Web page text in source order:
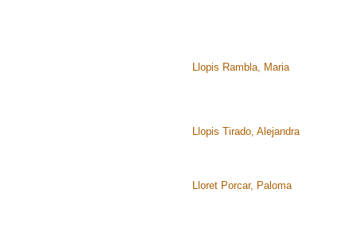
Llopis Rambla, Maria
Llopis Tirado, Alejandra
Lloret Porcar, Paloma